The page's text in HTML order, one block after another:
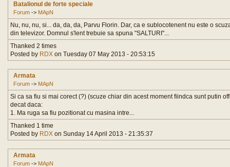
Batalionul de forte speciale
Forum -> MApN
Nu, nu, nu, si... da, da, da, Parvu Florin. Dar, ca e sublocotenent nu este o
din televizor. Domnul s'lent trebuie sa spuna "SALTURI"...
Thanked 2 times
Posted by RDX on Tuesday 07 May 2013 - 20:53:15
Armata
Forum -> MApN
Si ca sa fiu si mai corect (?) (scuze chiar din acest moment fiindca sunt putin
decat daca:
1. Ma ruga sa fiu pozitionat cu masina intre...
Thanked 1 time
Posted by RDX on Sunday 14 April 2013 - 21:35:37
Armata
Forum -> MApN